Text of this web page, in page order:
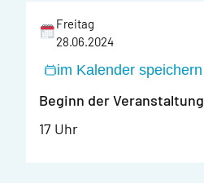
Freitag
28.06.2024
im Kalender speichern
Beginn der Veranstaltung
17 Uhr